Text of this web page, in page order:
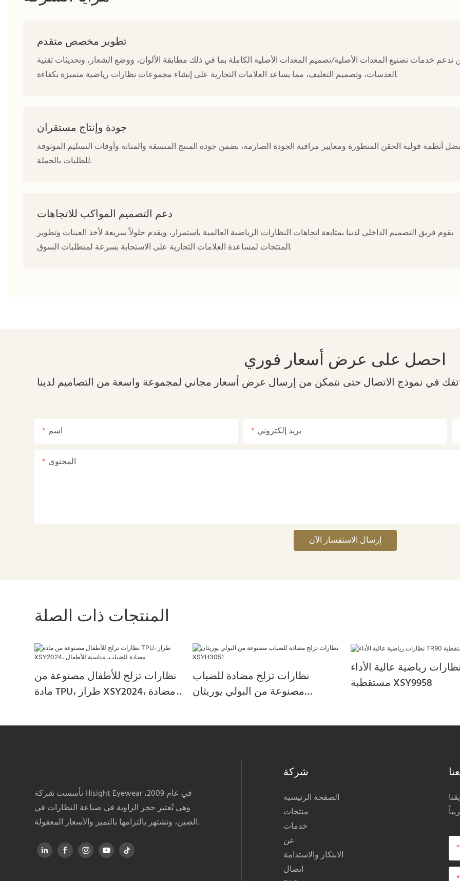
تطوير مخصص متقدم
ندعم خدمات تصنيع المعدات الأصلية/تصميم المعدات الأصلية الكاملة بما في ذلك مطابقة الألوان، ووضع الشعار، وتحديثات تقنية
العدسات، وتصميم التغليف، مما يساعد العلامات التجارية على إنشاء مجموعات نظارات رياضية متميزة بكفاءة.
جودة وإنتاج مستقران
أنظمة قولبة الحقن المتطورة ومعايير مراقبة الجودة الصارمة، نضمن جودة المنتج المتسقة والمتانة وأوقات التسليم الموثوقة
للطلبات بالجملة.
دعم التصميم المواكب للاتجاهات
يقوم فريق التصميم الداخلي لدينا بمتابعة اتجاهات النظارات الرياضية العالمية باستمرار، ويقدم حلولاً سريعة لأخذ العينات وتطوير
المنتجات لمساعدة العلامات التجارية على الاستجابة بسرعة لمتطلبات السوق.
احصل على عرض أسعار فوري
اسم بريد إلكتروني
المحتوى
إرسال الاستفسار الآن
المنتجات ذات الصلة
نظارات تزلج للأطفال مصنوعة من
مادة TPU، طراز XSY2024، مضادة
نظارات تزلج مضادة للضباب
مصنوعة من البولي يوريثان
نظارات رياضية عالية الأداء TR90
مستقطبة XSY9958
تأسست شركة Hisight Eyewear في عام 2009،
وهي تُعتبر حجر الزاوية في صناعة النظارات في
الصين، وتشتهر بالتزامها بالتميز والأسعار المعقولة.
شركة
الصفحة الرئيسية
منتجات
خدمات
عن
الابتكار والاستدامة
اتصال